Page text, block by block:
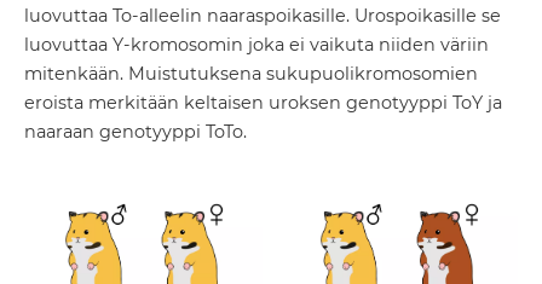
luovuttaa To-alleelin naaraspoikasille. Urospoikasille se
luovuttaa Y-kromosomin joka ei vaikuta niiden väriin
mitenkään. Muistutuksena sukupuolikromosomien
eroista merkitään keltaisen uroksen genotyyppi ToY ja
naaraan genotyyppi ToTo.